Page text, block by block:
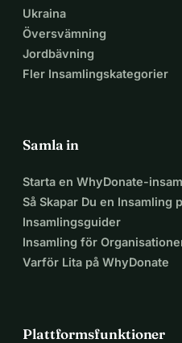
Ukraina
Översvämning
Jordbävning
Fler Insamlingskategorier
Samla in
Starta en WhyDonate-
Så Skapar Du en Insamling
Insamlingsguider
Insamling för
Varför Lita på WhyDonate
Plattformsfunktioner